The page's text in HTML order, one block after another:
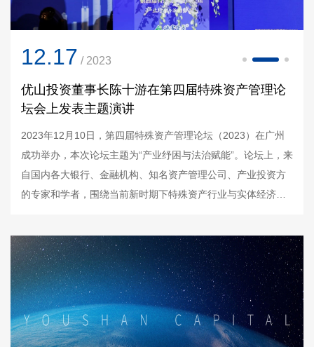
12.30 / 2023
优山投资董事长在第二十届中国国际金融论坛发
表主题演讲
第二十届中国国际金融论坛于2023年12月14-15日在上海召
开，优山投资创始合伙人、董事长陈十游出席并发表演讲。陈
十游女士表示优山投资聚焦人工智能、先进制造与医疗健康赛
道的投资，目前一期基金20%的金额投资于人工智能赛道。她
题的瑰丽七股占标普500指数的30%左右...
12.17 / 2023
优山投资董事长陈十游在第四届特殊资产管理论
坛会上发表主题演讲
2023年12月10日，第四届特殊资产管理论坛（2023）在广州
成功举办，本次论坛主题为“产业纾困与法治赋能”。论坛上，来
自国内各大银行、金融机构、知名资产管理公司、产业投资方
的专家和学者，围绕当前新时期下特殊资产行业与实体经济的
的化解与处置，产融结合赋能困...
12.14
优山投资董事长陈十游在2023未来可持续产业投
资峰会发表主题演讲